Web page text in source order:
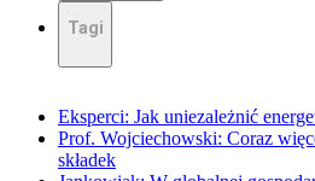
Tagi
Eksperci: Jak uniezależnić
Prof. Wojciechowski: Coraz
składek